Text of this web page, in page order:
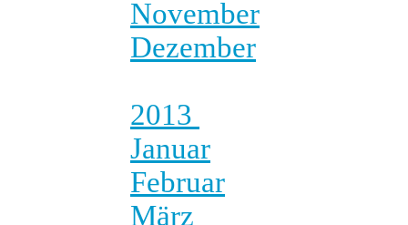
November
Dezember
2013
Januar
Februar
März